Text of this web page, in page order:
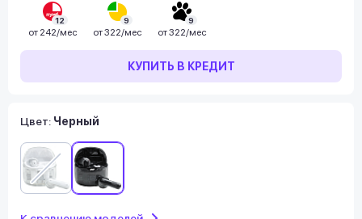
12
от 242/мес
9
от322/мес
9
от322/мес
КУПИТЬ В КРЕДИТ
Цвет: Черный